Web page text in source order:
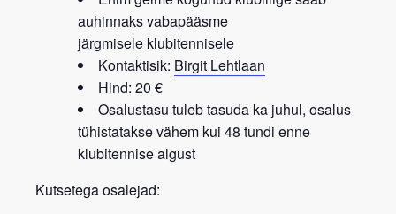
auhinnaks vabapääsme
järgmisele klubitennisele
Kontaktisik: Birgit Lehtlaan
Hind: 20 €
Osalustasu tuleb tasuda ka juhul, osalus
tühistatakse vähem kui 48 tundi enne
klubitennise algust
Kutsetega osalejad: